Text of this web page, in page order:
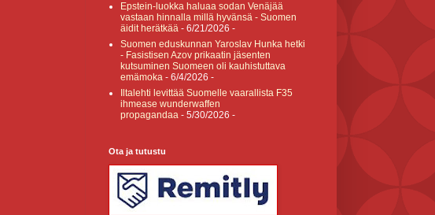
Epstein-luokka haluaa sodan Venäjää
vastaan hinnalla millä hyvänsä - Suomen
äidit herätkää - 6/21/2026 -
Suomen eduskunnan Yaroslav Hunka hetki
- Fasistisen Azov prikaatin jäsenten
kutsuminen Suomeen oli kauhistuttava
emämoka - 6/4/2026 -
Iltalehti levittää Suomelle vaarallista F35
ihmease wunderwaffen
propagandaa - 5/30/2026 -
Ota ja tutustu